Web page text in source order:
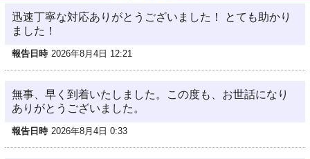
迅速丁寧な対応ありがとうございました！ とても助かり
ました！
報告日時 2026年8月4日 12:21
無事、早く到着いたしました。この度も、お世話になり
ありがとうございました。
報告日時 2026年8月4日 0:33